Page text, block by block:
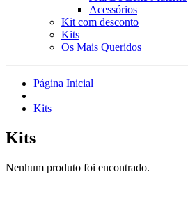
Acessórios
Kit com desconto
Kits
Os Mais Queridos
Página Inicial
Kits
Kits
Nenhum produto foi encontrado.